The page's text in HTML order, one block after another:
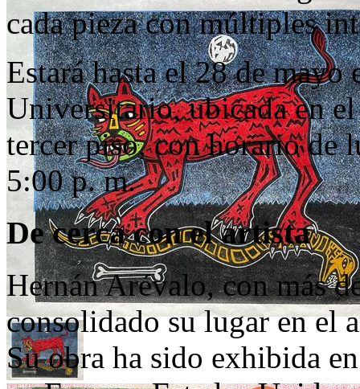
cada pieza con múltiples
Estará hasta el 28 de
Universitario, ubicada en
tercer piso, con horario de
5:00 p. m.
De cerca con el artista
Hernán Arévalo, con más
consolidado su lugar en el
Su obra ha sido exhibida